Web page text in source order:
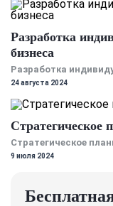
Разработка
бизнеса
Разработка
24 августа 2024
Стратегическое
Стратегическое
9 июля 2024